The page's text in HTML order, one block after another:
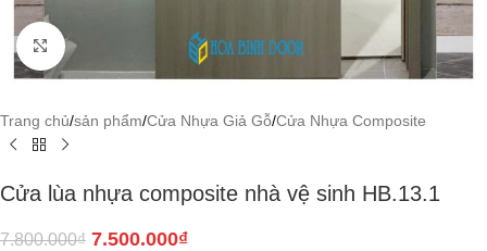
Click to enlarge
Trang chủ/sản phẩm/Cửa Nhựa Giả Gỗ/Cửa Nhựa Composite
Cửa lùa nhựa composite nhà vệ sinh HB.13.1
7.800.000₫ 7.500.000₫